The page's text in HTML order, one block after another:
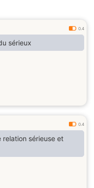
0.4
sérieux
0.4
relation sérieuse et